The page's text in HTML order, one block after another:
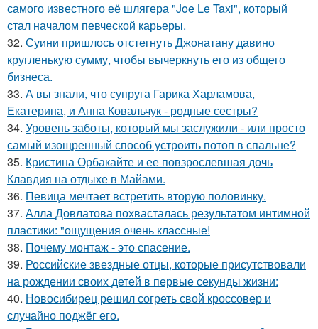
самого известного её шлягера "Joe Le Taxi", который
стал началом певческой карьеры.
32. Суини пришлось отстегнуть Джонатану давино
кругленькую сумму, чтобы вычеркнуть его из общего
бизнеса.
33. А вы знали, что супруга Гарика Харламова,
Екатерина, и Анна Ковальчук - родные сестры?
34. Уровень заботы, который мы заслужили - или просто
самый изощренный способ устроить потоп в спальне?
35. Кристина Орбакайте и ее повзрослевшая дочь
Клавдия на отдыхе в Майами.
36. Певица мечтает встретить вторую половинку.
37. Алла Довлатова похвасталась результатом интимной
пластики: "ощущения очень классные!
38. Почему монтаж - это спасение.
39. Российские звездные отцы, которые присутствовали
на рождении своих детей в первые секунды жизни:
40. Новосибирец решил согреть свой кроссовер и
случайно поджёг его.